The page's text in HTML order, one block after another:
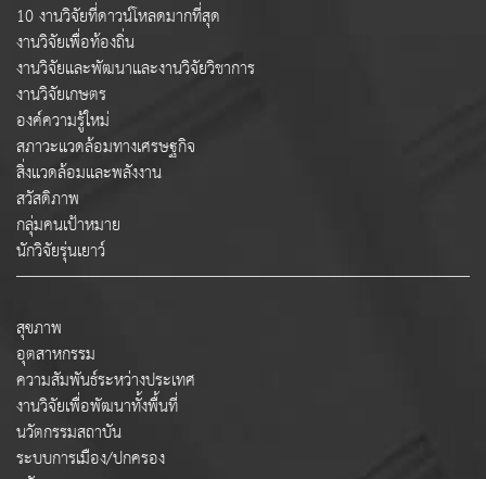
10 งานวิจัยที่ดาวน์โหลดมากที่สุด
งานวิจัยเพื่อท้องถิ่น
งานวิจัยและพัฒนาและงานวิจัยวิชาการ
งานวิจัยเกษตร
องค์ความรู้ใหม่
สภาวะแวดล้อมทางเศรษฐกิจ
สิ่งแวดล้อมและพลังงาน
สวัสดิภาพ
กลุ่มคนเป้าหมาย
นักวิจัยรุ่นเยาว์
สุขภาพ
อุตสาหกรรม
ความสัมพันธ์ระหว่างประเทศ
งานวิจัยเพื่อพัฒนาทั้งพื้นที่
นวัตกรรมสถาบัน
ระบบการเมือง/ปกครอง